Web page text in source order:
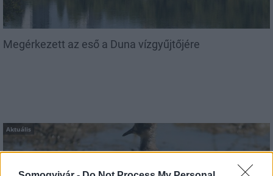
Megérkezett az eső a Duna vízgyűjtőjére
Aktuális